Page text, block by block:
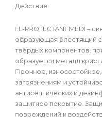
Действие
FL-PROTECTANT MEDI –
образующая блестящий
твёрдых компонентов,
образуется металл
Прочное,
загрязнениям и
антисептических и
защитное покрытие.
повреждений и